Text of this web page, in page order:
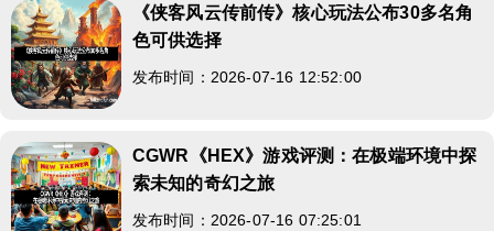
《侠客风云传前传》核心玩法公布30多名角
色可供选择
发布时间：2026-07-16 12:52:00
CGWR《HEX》游戏评测：在极端环境中探
索未知的奇幻之旅
发布时间：2026-07-16 07:25:01